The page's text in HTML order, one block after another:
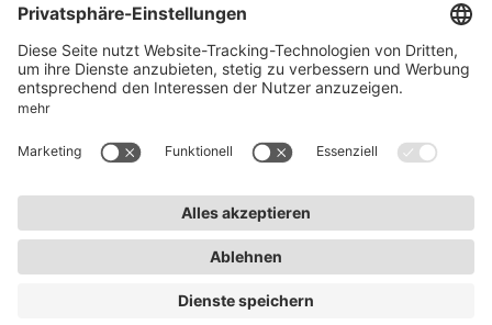
Datenschutz
Garantiebedingungen
Barrierefreiheit